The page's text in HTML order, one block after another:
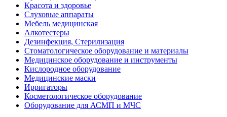
Красота и здоровье
Слуховые аппараты
Мебель медицинская
Алкотестеры
Дезинфекция, Стерилизация
Стоматологическое оборудование и материалы
Медицинское оборудование и инструменты
Кислородное оборудование
Медицинские маски
Ирригаторы
Косметологическое оборудование
Оборудование для АСМП и МЧС